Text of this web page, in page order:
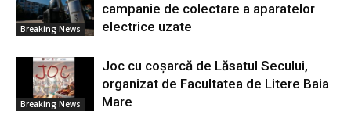
Breaking News
campanie de colectare a aparatelor
electrice uzate
Breaking News
Joc cu coșarcă de Lăsatul Secului,
organizat de Facultatea de Litere Baia
Mare